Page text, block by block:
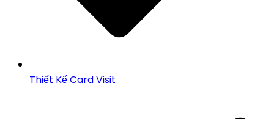
Thiết Kế Card Visit